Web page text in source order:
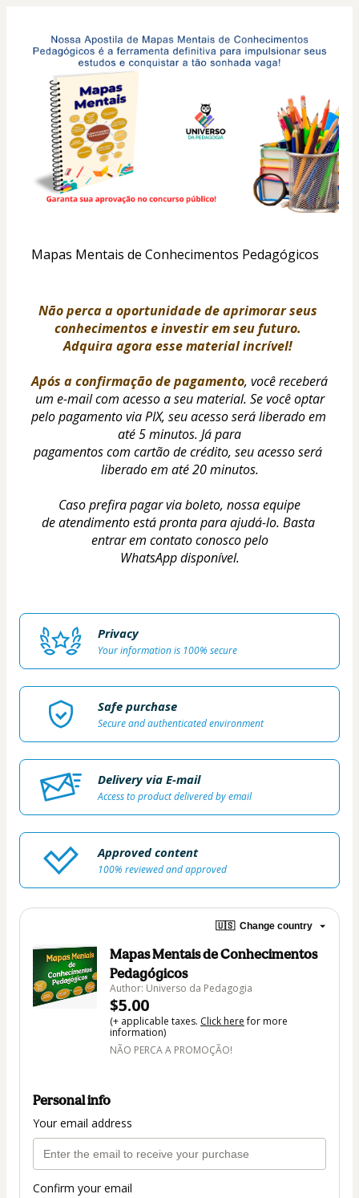
Mapas Mentais de Conhecimentos Pedagógicos
Não perca a oportunidade de aprimorar seus
conhecimentos e investir em seu futuro.
Adquira agora esse material incrível!
Após a confirmação de pagamento, você receberá
um e-mail com acesso a seu material. Se você optar
pelo pagamento via PIX, seu acesso será liberado em
até 5 minutos. Já para
pagamentos com cartão de crédito, seu acesso será
liberado em até 20 minutos.
Caso prefira pagar via boleto, nossa equipe
de atendimento está pronta para ajudá-lo. Basta
entrar em contato conosco pelo
WhatsApp disponível.
Privacy
Your information is 100% secure
Safe purchase
Secure and authenticated environment
Delivery via E-mail
Access to product delivered by email
Approved content
100% reviewed and approved
🇺🇸 Change country
Mapas Mentais de Conhecimentos
Pedagógicos
Author: Universo da Pedagogia
$5.00
(+ applicable taxes. Click herefor more
information)
NÃO PERCA A PROMOÇÃO!
Personal info
Your email address
Confirm your email